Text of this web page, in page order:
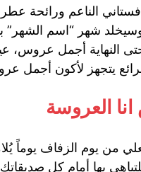
الناعم ورائحة
شهر “اسم الشهر”
النهاية أجمل عروس،
يتجهز لأكون
العروسة
من يوم الزفاف يوماً
بها أمام كل